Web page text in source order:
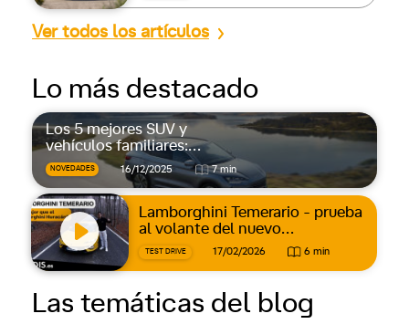
Ver todos los artículos
Lo más destacado
Los 5 mejores SUV y
vehículos familiares:
espacio, confort y
versatilidad
NOVEDADES 16/12/2025 7 min
Lamborghini Temerario - prueba
al volante del nuevo
superdeportivo de 920 CV
TEST DRIVE 17/02/2026 6 min
Las temáticas del blog